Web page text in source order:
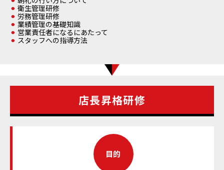
衛生管理研修
労務管理研修
業績管理の基礎知識
営業責任者になるにあたって
スタッフへの指導方法
店長昇格研修
目的